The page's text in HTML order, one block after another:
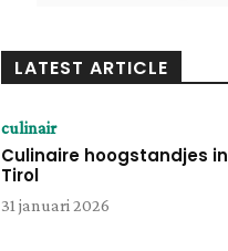
LATEST ARTICLE
culinair
Culinaire hoogstandjes in
Tirol
31 januari 2026